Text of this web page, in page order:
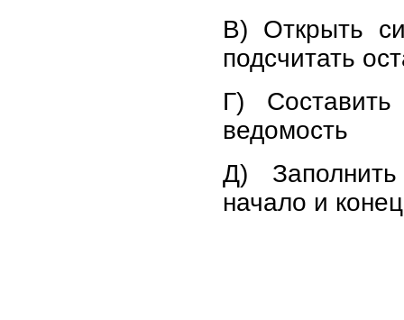
В) Открыть
подсчитать
Г) Составить
ведомость
Д)
начало и